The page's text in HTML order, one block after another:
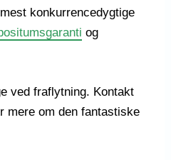
konkurrencedygtige
og
ved fraflytning. Kontakt
mere om den fantastiske